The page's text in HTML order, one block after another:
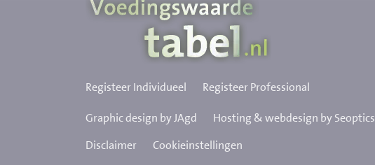
Registeer Individueel Registeer Professional
Graphic design by JAgd Hosting & webdesign by Seoptics
Disclaimer
Cookieinstellingen